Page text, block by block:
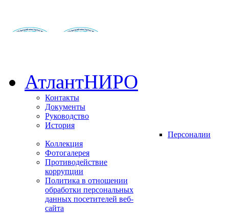
АтлантНИРО
Контакты
Документы
Руководство
История
Персоналии
Коллекция
Фотогалерея
Противодействие
коррупции
Политика в отношении
обработки персональных
данных посетителей веб-
сайта